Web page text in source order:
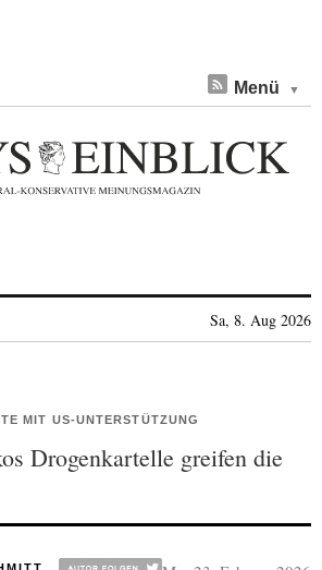
Menü
Sa, 8. Aug 2026
MIT US-UNTERSTÜTZUNG
Drogenkartelle greifen die